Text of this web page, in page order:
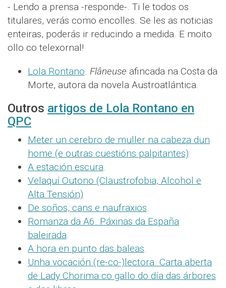
- Lendo a prensa -responde-. Ti le todos os
titulares, verás como encolles. Se les as noticias
enteiras, poderás ir reducindo a medida. E moito
ollo co telexornal!
Lola Rontano Flâneuse afincada na Costa da
Morte, autora da novela Austroatlántica.
Outros artigos de Lola Rontano en
QPC
Meter un cerebro de muller na cabeza dun
home (e outras cuestións palpitantes)
A estación escura
Velaquí Outono (Claustrofobia, Alcohol e
Alta Tensión)
De soños, cans e naufraxios
Romanza da A6. Páxinas da España
baleirada
A hora en punto das baleas
Unha vocación (re-co-)lectora. Carta aberta
de Lady Chorima co gallo do día das árbores